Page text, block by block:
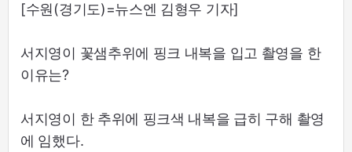
[수원(경기도)=뉴스엔 김형우 기자]
서지영이 꽃샘추위에 핑크 내복을 입고 촬영을 한
이유는?
서지영이 한 추위에 핑크색 내복을 급히 구해 촬영
에 임했다.